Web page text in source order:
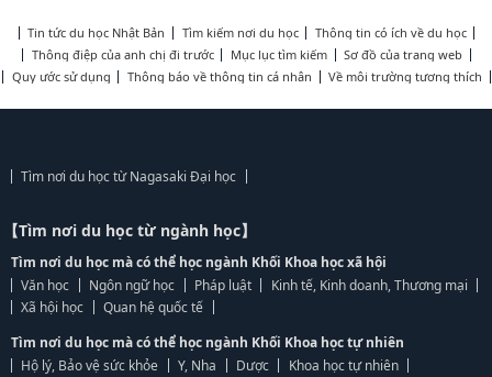
Tin tức du học Nhật Bản Tìm kiếm nơi du học
Thông tin có ích về du học
Thông điệp của anh chị đi trước
Mục lục tìm kiếm
Sơ đồ của trang web
Quy ước sử dụng
Thông báo về thông tin cá nhân Về môi trường tương thích
Tìm nơi du học từ Nagasaki Đại học
【Tìm nơi du học từ ngành học】
Tìm nơi du học mà có thể học ngành Khối Khoa học xã hội
Văn học
Ngôn ngữ học Pháp luật
Kinh tế, Kinh doanh, Thương mại
Xã hội học
Quan hệ quốc tế
Tìm nơi du học mà có thể học ngành Khối Khoa học tự nhiên
Hộ lý, Bảo vệ sức khỏe
Y, Nha Dược
Khoa học tự nhiên